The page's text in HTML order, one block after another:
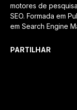
PARTILHAR
motores de
SEO. Formada em
em Search Engine